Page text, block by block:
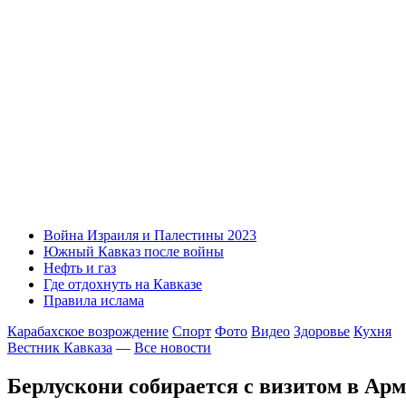
Война Израиля и Палестины 2023
Южный Кавказ после войны
Нефть и газ
Где отдохнуть на Кавказе
Правила ислама
Карабахское возрождение Спорт Фото Видео Здоровье Кухня
Вестник Кавказа — Все новости
Берлускони собирается с визитом в